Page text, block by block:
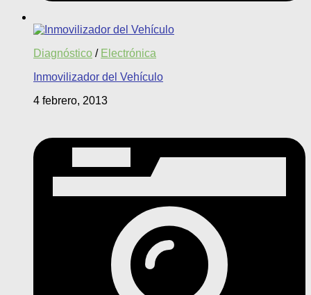
Diagnóstico / Electrónica
Inmovilizador del Vehículo
4 febrero, 2013